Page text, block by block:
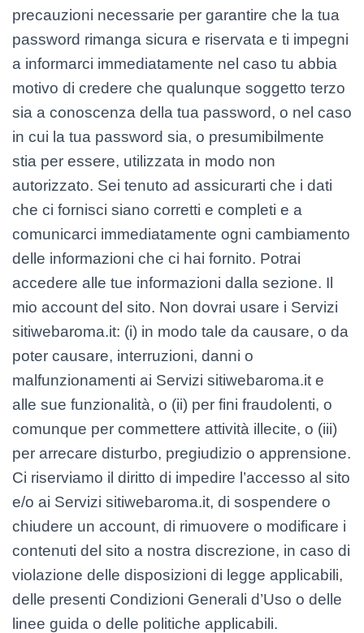
precauzioni necessarie per garantire che la tua
password rimanga sicura e riservata e ti impegni
a informarci immediatamente nel caso tu abbia
motivo di credere che qualunque soggetto terzo
sia a conoscenza della tua password, o nel caso
in cui la tua password sia, o presumibilmente
stia per essere, utilizzata in modo non
autorizzato. Sei tenuto ad assicurarti che i dati
che ci fornisci siano corretti e completi e a
comunicarci immediatamente ogni cambiamento
delle informazioni che ci hai fornito. Potrai
accedere alle tue informazioni dalla sezione. Il
mio account del sito. Non dovrai usare i Servizi
sitiwebaroma.it: (i) in modo tale da causare, o da
poter causare, interruzioni, danni o
malfunzionamenti ai Servizi sitiwebaroma.it e
alle sue funzionalità, o (ii) per fini fraudolenti, o
comunque per commettere attività illecite, o (iii)
per arrecare disturbo, pregiudizio o apprensione.
Ci riserviamo il diritto di impedire l’accesso al sito
e/o ai Servizi sitiwebaroma.it, di sospendere o
chiudere un account, di rimuovere o modificare i
contenuti del sito a nostra discrezione, in caso di
violazione delle disposizioni di legge applicabili,
delle presenti Condizioni Generali d’Uso o delle
linee guida o delle politiche applicabili.